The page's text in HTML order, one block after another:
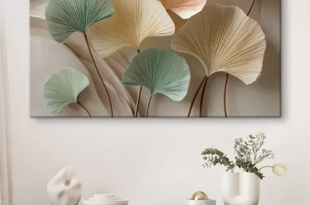
✗Környezetbarát anyag
Prémium
Ft
Élénk, gazdag színek
Fakulásálló
✓Biztonságos, szagtalan tinta
Eco-Prémium